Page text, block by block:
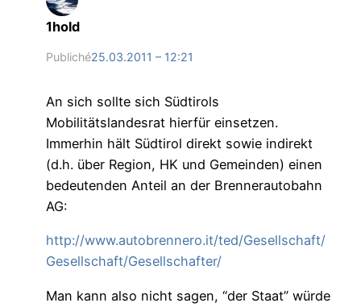
1hold
Publiché25.03.2011 – 12:21
An sich sollte sich Südtirols
Mobilitätslandesrat hierfür einsetzen.
Immerhin hält Südtirol direkt sowie indirekt
(d.h. über Region, HK und Gemeinden) einen
bedeutenden Anteil an der Brennerautobahn
AG:
http://www.autobrennero.it/ted/Gesellschaft/
Gesellschaft/Gesellschafter/
Man kann also nicht sagen, “der Staat” würde